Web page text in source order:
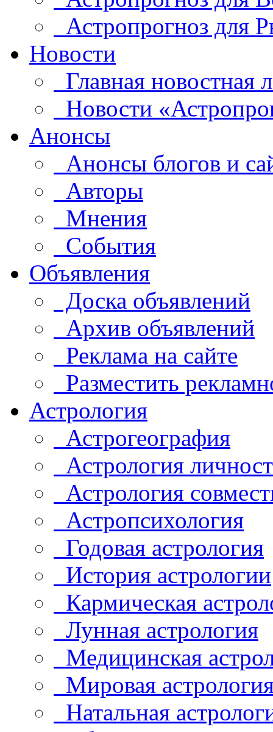
Астропрогноз для
Новости
Главная новостная
Новости
Анонсы
Анонсы блогов и
Авторы
Мнения
События
Объявления
Доска объявлений
Архив объявлений
Реклама на сайте
Разместить
Астрология
Астрогеография
Астрология
Астрология
Астропсихология
Годовая астрология
История астрологии
Кармическая
Лунная астрология
Медицинская
Мировая
Натальная